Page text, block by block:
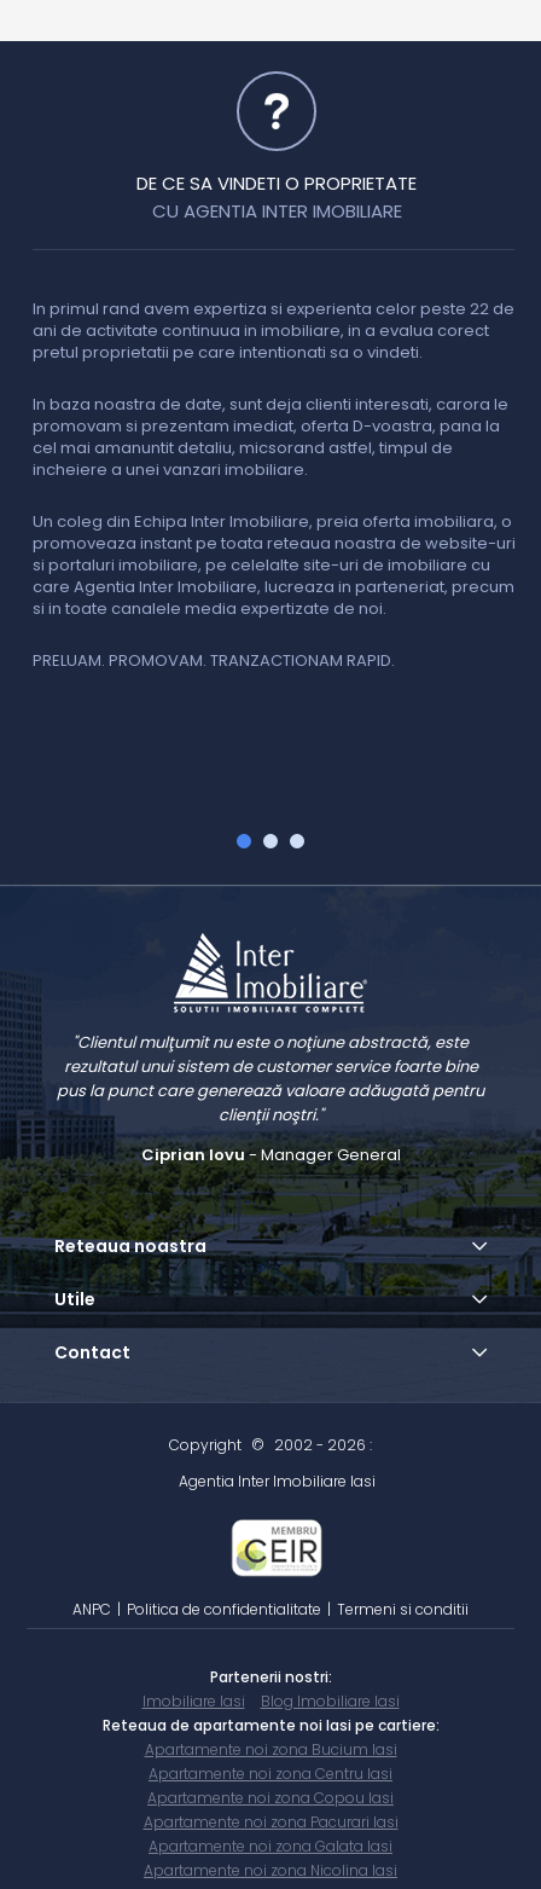
DE CE SA VINDETI O PROPRIETATE
CU AGENTIA INTER IMOBILIARE
In primul rand avem expertiza si experienta celor peste 22 de
ani de activitate continuua in imobiliare, in a evalua corect
pretul proprietatii pe care intentionati sa o vindeti.
In baza noastra de date, sunt deja clienti interesati, carora le
promovam si prezentam imediat, oferta D-voastra, pana la
cel mai amanuntit detaliu, micsorand astfel, timpul de
incheiere a unei vanzari imobiliare.
Un coleg din Echipa Inter Imobiliare, preia oferta imobiliara, o
promoveaza instant pe toata reteaua noastra de website-uri
si portaluri imobiliare, pe celelalte site-uri de imobiliare cu
care Agentia Inter Imobiliare, lucreaza in parteneriat, precum
si in toate canalele media expertizate de noi.
PRELUAM. PROMOVAM. TRANZACTIONAM RAPID.
"Clientul mulţumit nu este o noţiune abstractă, este
rezultatul unui sistem de customer service foarte bine
pus la punct care generează valoare adăugată pentru
clienţii noştri."
Ciprian Iovu- Manager General
Reteaua noastra
Utile
Contact
Copyright © 2002 - 2026 :
Agentia Inter Imobiliare Iasi
ANPC | Politica de confidentialitate | Termeni si conditii
Partenerii nostri:
Imobiliare Iasi
Blog Imobiliare Iasi
Reteaua de apartamente noi Iasi pe cartiere:
Apartamente noi zona Bucium Iasi
Apartamente noi zona Centru Iasi
Apartamente noi zona Copou Iasi
Apartamente noi zona Pacurari Iasi
Apartamente noi zona Galata Iasi
Apartamente noi zona Nicolina Iasi